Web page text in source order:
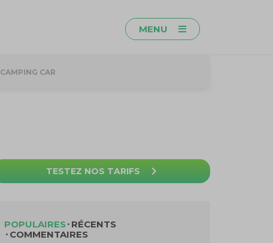
MENU
CAMPING CAR
TESTEZ NOS TARIFS
POPULAIRES RÉCENTS
COMMENTAIRES